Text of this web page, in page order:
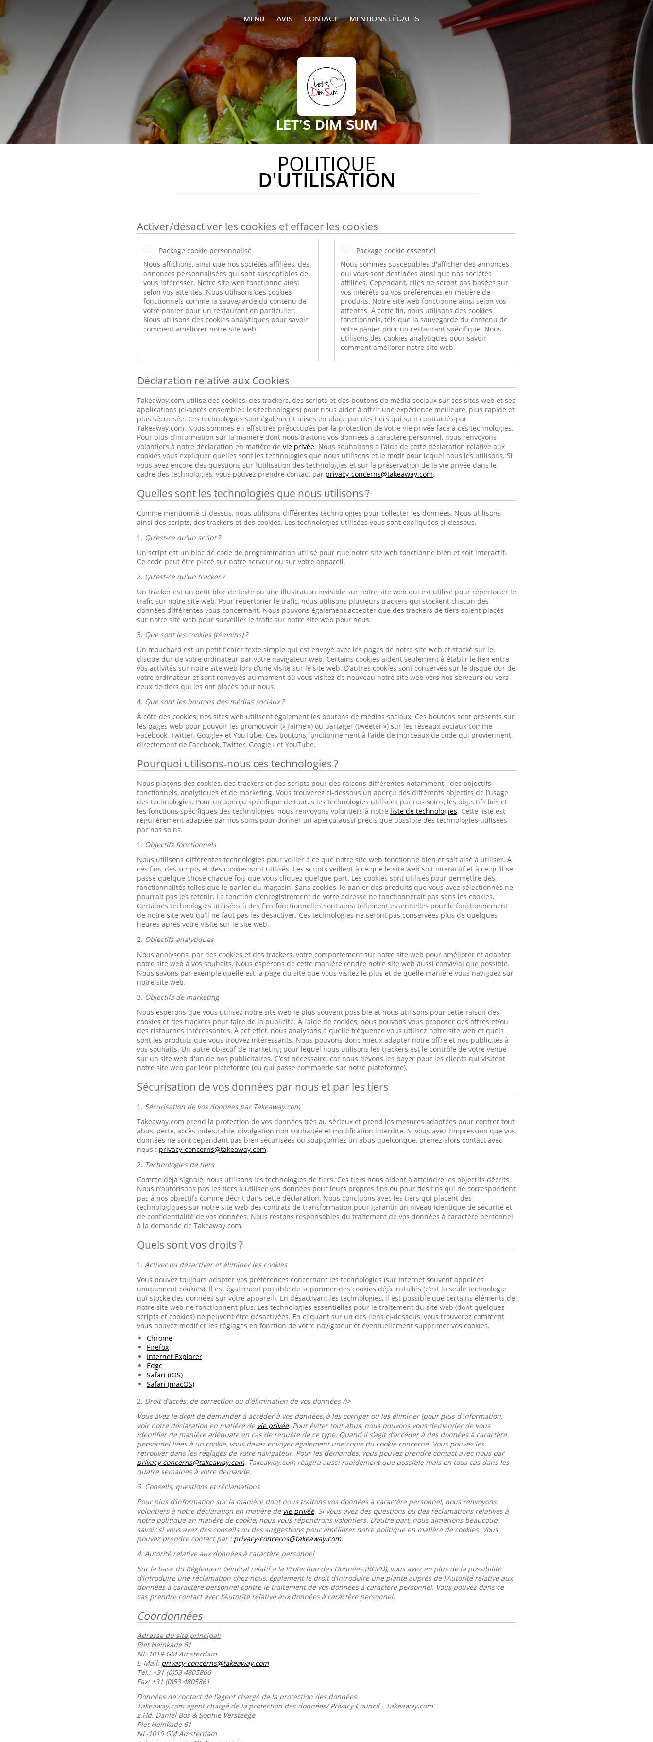
MENU AVIS CONTACT MENTIONS LÉGALES
LET'S DIM SUM
POLITIQUE
D'UTILISATION
Activer/désactiver les cookies et effacer les cookies
Package cookie personnalisé
Nous affichons, ainsi que nos sociétés affiliées, des
annonces personnalisées qui sont susceptibles de
vous intéresser. Notre site web fonctionne ainsi
selon vos attentes. Nous utilisons des cookies
fonctionnels comme la sauvegarde du contenu de
votre panier pour un restaurant en particulier.
Nous utilisons des cookies analytiques pour savoir
comment améliorer notre site web.
Package cookie essentiel
Nous sommes susceptibles d'afficher des annonces
qui vous sont destinées ainsi que nos sociétés
affiliées. Cependant, elles ne seront pas basées sur
vos intérêts ou vos préférences en matière de
produits. Notre site web fonctionne ainsi selon vos
attentes. À cette fin, nous utilisons des cookies
fonctionnels, tels que la sauvegarde du contenu de
votre panier pour un restaurant spécifique. Nous
utilisons des cookies analytiques pour savoir
comment améliorer notre site web.
Déclaration relative aux Cookies
Takeaway.com utilise des cookies, des trackers, des scripts et des boutons de média sociaux sur ses sites web et ses
applications (ci-après ensemble : les technologies) pour nous aider à offrir une expérience meilleure, plus rapide et
plus sécurisée. Ces technologies sont également mises en place par des tiers qui sont contractés par
Takeaway.com. Nous sommes en effet très préoccupés par la protection de votre vie privée face à ces technologies.
Pour plus d’information sur la manière dont nous traitons vos données à caractère personnel, nous renvoyons
volontiers à notre déclaration en matière de vie privée. Nous souhaitons à l’aide de cette déclaration relative aux
cookies vous expliquer quelles sont les technologies que nous utilisons et le motif pour lequel nous les utilisons. Si
vous avez encore des questions sur l’utilisation des technologies et sur la préservation de la vie privée dans le
cadre des technologies, vous pouvez prendre contact par privacy-concerns@takeaway.com.
Quelles sont les technologies que nous utilisons ?
Comme mentionné ci-dessus, nous utilisons différentes technologies pour collecter les données. Nous utilisons
ainsi des scripts, des trackers et des cookies. Les technologies utilisées vous sont expliquées ci-dessous.
1. Qu’est-ce qu'un script ?
Un script est un bloc de code de programmation utilisé pour que notre site web fonctionne bien et soit interactif.
Ce code peut être placé sur notre serveur ou sur votre appareil.
2. Qu’est-ce qu'un tracker ?
Un tracker est un petit bloc de texte ou une illustration invisible sur notre site web qui est utilisé pour répertorier le
trafic sur notre site web. Pour répertorier le trafic, nous utilisons plusieurs trackers qui stockent chacun des
données différentes vous concernant. Nous pouvons également accepter que des trackers de tiers soient placés
sur notre site web pour surveiller le trafic sur notre site web pour nous.
3. Que sont les cookies (témoins) ?
Un mouchard est un petit fichier texte simple qui est envoyé avec les pages de notre site web et stocké sur le
disque dur de votre ordinateur par votre navigateur web. Certains cookies aident seulement à établir le lien entre
vos activités sur notre site web lors d’une visite sur le site web. D’autres cookies sont conservés sur le disque dur de
votre ordinateur et sont renvoyés au moment où vous visitez de nouveau notre site web vers nos serveurs ou vers
ceux de tiers qui les ont placés pour nous.
4. Que sont les boutons des médias sociaux ?
À côté des cookies, nos sites web utilisent également les boutons de médias sociaux. Ces boutons sont présents sur
les pages web pour pouvoir les promouvoir (« j’aime ») ou partager (tweeter ») sur les réseaux sociaux comme
Facebook, Twitter, Google+ et YouTube. Ces boutons fonctionnement à l’aide de morceaux de code qui proviennent
directement de Facebook, Twitter, Google+ et YouTube.
Pourquoi utilisons-nous ces technologies ?
Nous plaçons des cookies, des trackers et des scripts pour des raisons différentes notamment : des objectifs
fonctionnels, analytiques et de marketing. Vous trouverez ci-dessous un aperçu des différents objectifs de l’usage
des technologies. Pour un aperçu spécifique de toutes les technologies utilisées par nos soins, les objectifs liés et
les fonctions spécifiques des technologies, nous renvoyons volontiers à notre liste de technologies. Cette liste est
régulièrement adaptée par nos soins pour donner un aperçu aussi précis que possible des technologies utilisées
par nos soins.
1. Objectifs fonctionnels
Nous utilisons différentes technologies pour veiller à ce que notre site web fonctionne bien et soit aisé à utiliser. À
ces fins, des scripts et des cookies sont utilisés. Les scripts veillent à ce que le site web soit interactif et à ce qu’il se
passe quelque chose chaque fois que vous cliquez quelque part. Les cookies sont utilisés pour permettre des
fonctionnalités telles que le panier du magasin. Sans cookies, le panier des produits que vous avez sélectionnés ne
pourrait pas les retenir. La fonction d’enregistrement de votre adresse ne fonctionnerait pas sans les cookies.
Certaines technologies utilisées à des fins fonctionnelles sont ainsi tellement essentielles pour le fonctionnement
de notre site web qu’il ne faut pas les désactiver. Ces technologies ne seront pas conservées plus de quelques
heures après votre visite sur le site web.
2. Objectifs analytiques
Nous analysons, par des cookies et des trackers, votre comportement sur notre site web pour améliorer et adapter
notre site web à vos souhaits. Nous espérons de cette manière rendre notre site web aussi convivial que possible.
Nous savons par exemple quelle est la page du site que vous visitez le plus et de quelle manière vous naviguez sur
notre site web.
3. Objectifs de marketing
Nous espérons que vous utilisez notre site web le plus souvent possible et nous utilisons pour cette raison des
cookies et des trackers pour faire de la publicité. À l’aide de cookies, nous pouvons vous proposer des offres et/ou
des ristournes intéressantes. À cet effet, nous analysons à quelle fréquence vous utilisez notre site web et quels
sont les produits que vous trouvez intéressants. Nous pouvons donc mieux adapter notre offre et nos publicités à
vos souhaits. Un autre objectif de marketing pour lequel nous utilisons les trackers est le contrôle de votre venue
sur un site web d'un de nos publicitaires. C’est nécessaire, car nous devons les payer pour les clients qui visitent
notre site web par leur plateforme (ou qui passe commande sur notre plateforme).
Sécurisation de vos données par nous et par les tiers
1. Sécurisation de vos données par Takeaway.com
Takeaway.com prend la protection de vos données très au sérieux et prend les mesures adaptées pour contrer tout
abus, perte, accès indésirable, divulgation non souhaitée et modification interdite. Si vous avez l’impression que vos
données ne sont cependant pas bien sécurisées ou soupçonnez un abus quelconque, prenez alors contact avec
nous : privacy-concerns@takeaway.com.
2. Technologies de tiers
Comme déjà signalé, nous utilisons les technologies de tiers. Ces tiers nous aident à atteindre les objectifs décrits.
Nous n’autorisons pas les tiers à utiliser vos données pour leurs propres fins ou pour des fins qui ne correspondent
pas à nos objectifs comme décrit dans cette déclaration. Nous concluons avec les tiers qui placent des
technologiques sur notre site web des contrats de transformation pour garantir un niveau identique de sécurité et
de confidentialité de vos données. Nous restons responsables du traitement de vos données à caractère personnel
à la demande de Takeaway.com.
Quels sont vos droits ?
1. Activer ou désactiver et éliminer les cookies
Vous pouvez toujours adapter vos préférences concernant les technologies (sur Internet souvent appelées
uniquement cookies). Il est également possible de supprimer des cookies déjà installés (c’est la seule technologie
qui stocke des données sur votre appareil). En désactivant les technologies, il est possible que certains éléments de
notre site web ne fonctionnent plus. Les technologies essentielles pour le traitement du site web (dont quelques
scripts et cookies) ne peuvent être désactivées. En cliquant sur un des liens ci-dessous, vous trouverez comment
vous pouvez modifier les réglages en fonction de votre navigateur et éventuellement supprimer vos cookies.
Chrome
Firefox
Internet Explorer
Edge
Safari (iOS)
Safari (macOS)
2. Droit d’accès, de correction ou d'élimination de vos données /i>
Vous avez le droit de demander à accéder à vos données, à les corriger ou les éliminer (pour plus d'information,
voir notre déclaration en matière de vie privée. Pour éviter tout abus, nous pouvons vous demander de vous
identifier de manière adéquate en cas de requête de ce type. Quand il s’agit d’accéder à des données à caractère
personnel liées à un cookie, vous devez envoyer également une copie du cookie concerné. Vous pouvez les
retrouver dans les réglages de votre navigateur. Pour les demandes, vous pouvez prendre contact avec nous par
privacy-concerns@takeaway.com. Takeaway.com réagira aussi rapidement que possible mais en tous cas dans les
quatre semaines à votre demande.
3. Conseils, questions et réclamations
Pour plus d’information sur la manière dont nous traitons vos données à caractère personnel, nous renvoyons
volontiers à notre déclaration en matière de vie privée. Si vous avez des questions ou des réclamations relatives à
notre politique en matière de cookie, nous vous répondrons volontiers. D’autre part, nous aimerions beaucoup
savoir si vous avez des conseils ou des suggestions pour améliorer notre politique en matière de cookies. Vous
pouvez prendre contact par : privacy-concerns@takeaway.com.
4. Autorité relative aux données à caractère personnel
Sur la base du Règlement Général relatif à la Protection des Données (RGPD), vous avez en plus de la possibilité
d’introduire une réclamation chez nous, également le droit d’introduire une plante auprès de l’Autorité relative aux
données à caractère personnel contre le traitement de vos données à caractère personnel. Vous pouvez dans ce
cas prendre contact avec l’Autorité relative aux données à caractère personnel.
Coordonnées
Adresse du site principal:
Piet Heinkade 61
NL-1019 GM Amsterdam
E-Mail: privacy-concerns@takeaway.com
Tel.: +31 (0)53 4805866
Fax: +31 (0)53 4805861
Données de contact de l’agent chargé de la protection des données
Takeaway.com agent chargé de la protection des données/ Privacy Council - Takeaway.com
z.Hd. Daniël Bos & Sophie Versteege
Piet Heinkade 61
NL-1019 GM Amsterdam